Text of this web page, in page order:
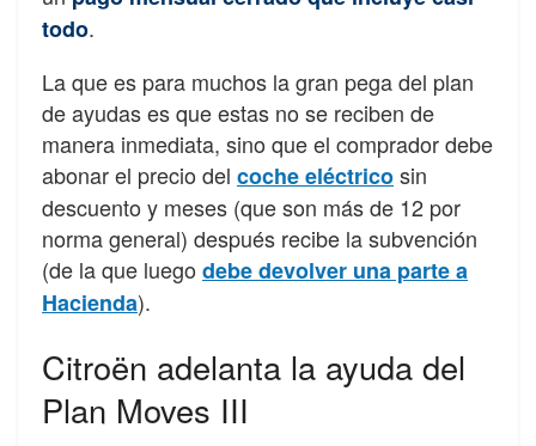
todo.
La que es para muchos la gran pega del plan
de ayudas es que estas no se reciben de
manera inmediata, sino que el comprador debe
abonar el precio del coche eléctricosin
descuento y meses (que son más de 12 por
norma general) después recibe la subvención
(de la que luego debe devolver una parte a
Hacienda).
Citroën adelanta la ayuda del
Plan Moves III